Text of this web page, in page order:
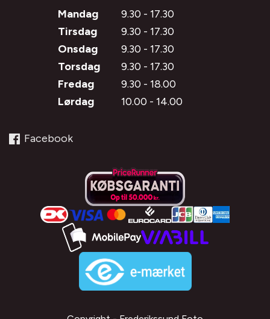
Mandag
9.30 - 17.30
Tirsdag
9.30 - 17.30
Onsdag
9.30 - 17.30
Torsdag
9.30 - 17.30
Fredag
9.30 - 18.00
Lørdag
10.00 - 14.00
Facebook